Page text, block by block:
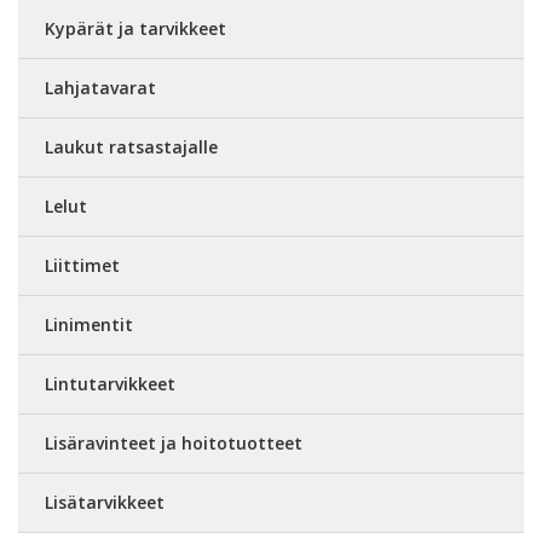
Kypärät ja tarvikkeet
Lahjatavarat
Laukut ratsastajalle
Lelut
Liittimet
Linimentit
Lintutarvikkeet
Lisäravinteet ja hoitotuotteet
Lisätarvikkeet